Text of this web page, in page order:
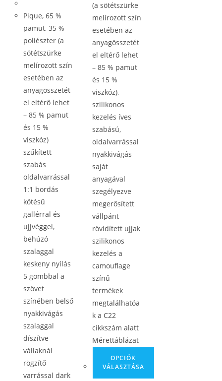
Pique, 65 %
pamut, 35 %
poliészter (a
sötétszürke
melírozott szín
esetében az
anyagösszetét
el eltérő lehet
– 85 % pamut
és 15 %
viszkóz)
szűkített
szabás
oldalvarrással
1:1 bordás
kötésű
gallérral és
ujjvéggel,
behúzó
szalaggal
keskeny nyílás
5 gombbal a
szövet
színében belső
nyakkivágás
szalaggal
díszítve
vállaknál
rögzítő
varrással dark
(a sötétszürke
melírozott szín
esetében az
anyagösszetét
el eltérő lehet
– 85 % pamut
és 15 %
viszkóz),
szilikonos
kezelés íves
szabású,
oldalvarrással
nyakkivágás
saját
anyagával
szegélyezve
megerősített
vállpánt
rövidített ujjak
szilikonos
kezelés a
camouflage
színű
termékek
megtalálhatóa
k a C22
cikkszám alatt
Mérettáblázat
OPCIÓK
VÁLASZTÁSA